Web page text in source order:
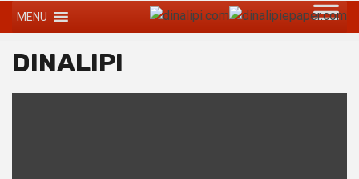
MENU
DINALIPI